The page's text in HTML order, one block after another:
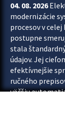
04. 08. 2026
modernizácie
procesov v
postupne
stala
údajov. Jej
efektívnejšie
ručného
väčšiu
fakturácia preto